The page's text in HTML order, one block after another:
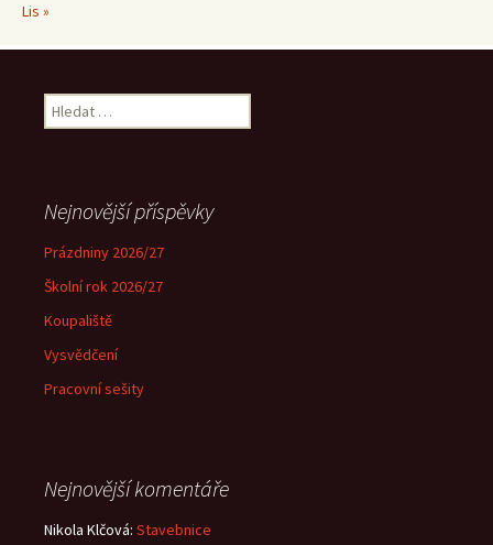
Lis »
Vyhledávání
Nejnovější příspěvky
Prázdniny 2026/27
Školní rok 2026/27
Koupaliště
Vysvědčení
Pracovní sešity
Nejnovější komentáře
Nikola Klčová: Stavebnice